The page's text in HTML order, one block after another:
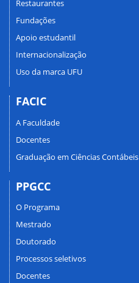
Restaurantes
Fundações
Apoio estudantil
Internacionalização
Uso da marca UFU
FACIC
A Faculdade
Docentes
Graduação em Ciências Contábeis
PPGCC
O Programa
Mestrado
Doutorado
Processos seletivos
Docentes